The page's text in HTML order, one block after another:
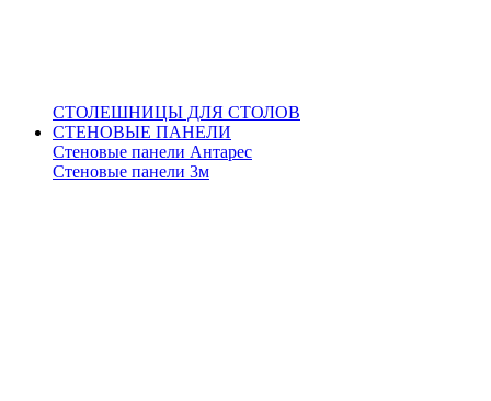
СТОЛЕШНИЦЫ ДЛЯ СТОЛОВ
СТЕНОВЫЕ ПАНЕЛИ
Стеновые панели Антарес
Стеновые панели 3м